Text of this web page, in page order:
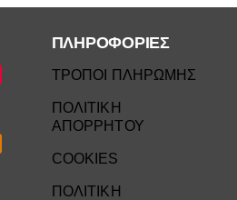
ΠΛΗΡΟΦΟΡΙΕΣ
ΤΡΟΠΟΙ ΠΛΗΡΩΜΗΣ
ΠΟΛΙΤΙΚΗ
ΑΠΟΡΡΗΤΟΥ
COOKIES
ΠΟΛΙΤΙΚΗ